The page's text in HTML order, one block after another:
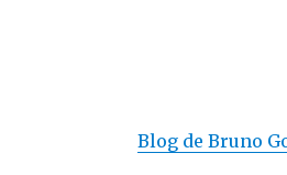
Blog de Bruno